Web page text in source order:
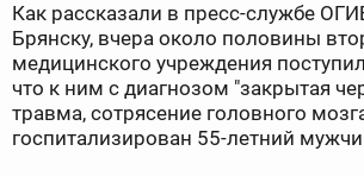
Как рассказали в пресс-службе
Брянску, вчера около половины
медицинского учреждения
что к ним с диагнозом "закрытая
травма, сотрясение головного
госпитализирован 55-летний